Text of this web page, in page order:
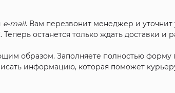
e-mail. Вам перезвонит менеджер и уточнит
останется только ждать доставки и
образом. Заполняете полностью форму
информацию, которая поможет